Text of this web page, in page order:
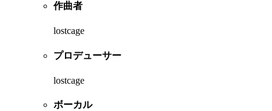
作曲者
lostcage
プロデューサー
lostcage
ボーカル